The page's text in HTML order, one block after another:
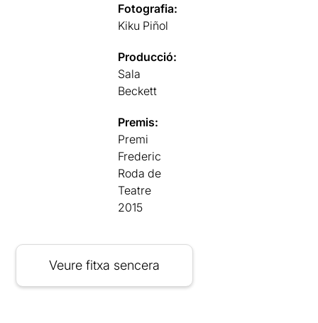
Fotografia:
Kiku Piñol
Producció:
Sala
Beckett
Premis:
Premi
Frederic
Roda de
Teatre
2015
Veure fitxa sencera